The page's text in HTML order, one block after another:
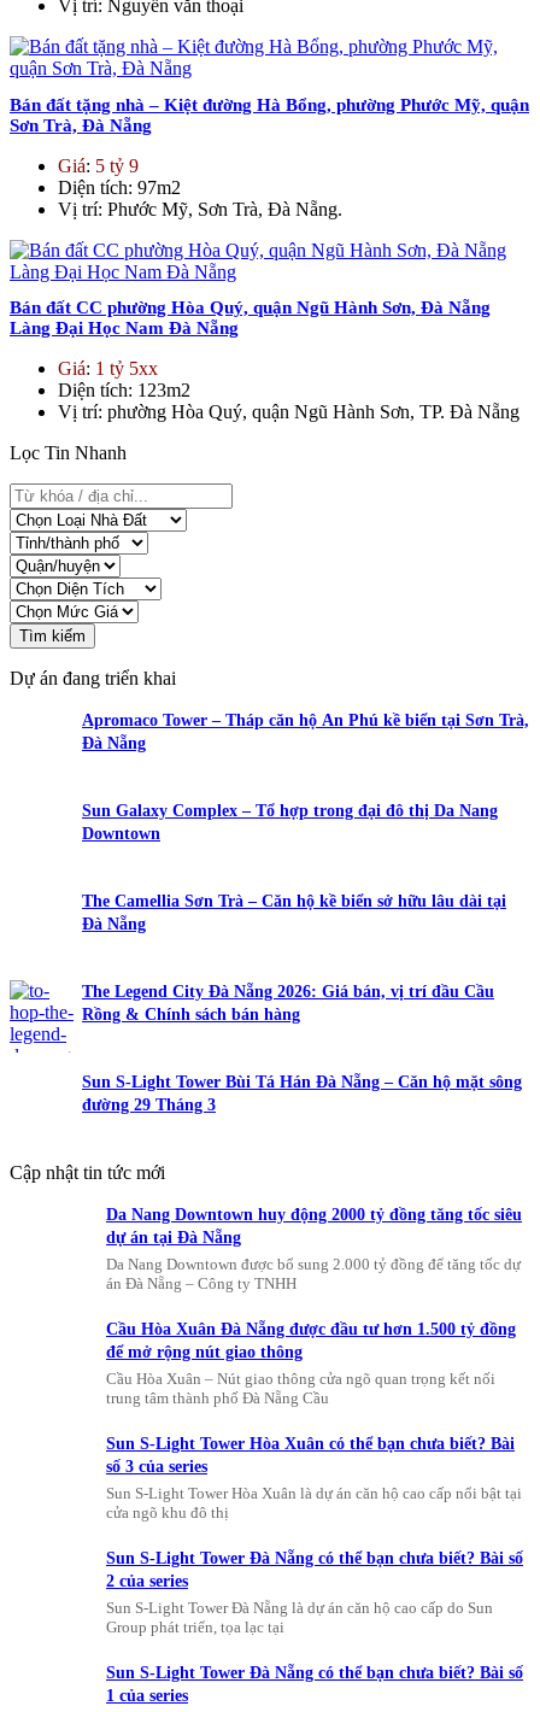
Vị trí: Nguyễn văn thoại
Bán đất tặng nhà – Kiệt đường Hà Bổng, phường Phước Mỹ, quận
Sơn Trà, Đà Nẵng
Giá: 5 tỷ 9
Diện tích: 97m2
Vị trí: Phước Mỹ, Sơn Trà, Đà Nẵng.
Bán đất CC phường Hòa Quý, quận Ngũ Hành Sơn, Đà Nẵng
Làng Đại Học Nam Đà Nẵng
Giá: 1 tỷ 5xx
Diện tích: 123m2
Vị trí: phường Hòa Quý, quận Ngũ Hành Sơn, TP. Đà Nẵng
Lọc Tin Nhanh
Tìm kiếm
Dự án đang triển khai
Apromaco Tower – Tháp căn hộ An Phú kề biển tại Sơn Trà,
Đà Nẵng
Sun Galaxy Complex – Tổ hợp trong đại đô thị Da Nang
Downtown
The Camellia Sơn Trà – Căn hộ kề biển sở hữu lâu dài tại
Đà Nẵng
The Legend City Đà Nẵng 2026: Giá bán, vị trí đầu Cầu
Rồng & Chính sách bán hàng
Sun S-Light Tower Bùi Tá Hán Đà Nẵng – Căn hộ mặt sông
đường 29 Tháng 3
Cập nhật tin tức mới
Da Nang Downtown huy động 2000 tỷ đồng tăng tốc siêu
dự án tại Đà Nẵng
Da Nang Downtown được bổ sung 2.000 tỷ đồng để tăng tốc dự
án Đà Nẵng – Công ty TNHH
Cầu Hòa Xuân Đà Nẵng được đầu tư hơn 1.500 tỷ đồng
để mở rộng nút giao thông
Cầu Hòa Xuân – Nút giao thông cửa ngõ quan trọng kết nối
trung tâm thành phố Đà Nẵng Cầu
Sun S-Light Tower Hòa Xuân có thể bạn chưa biết? Bài
số 3 của series
Sun S-Light Tower Hòa Xuân là dự án căn hộ cao cấp nổi bật tại
cửa ngõ khu đô thị
Sun S-Light Tower Đà Nẵng có thể bạn chưa biết? Bài số
2 của series
Sun S-Light Tower Đà Nẵng là dự án căn hộ cao cấp do Sun
Group phát triển, tọa lạc tại
Sun S-Light Tower Đà Nẵng có thể bạn chưa biết? Bài số
1 của series